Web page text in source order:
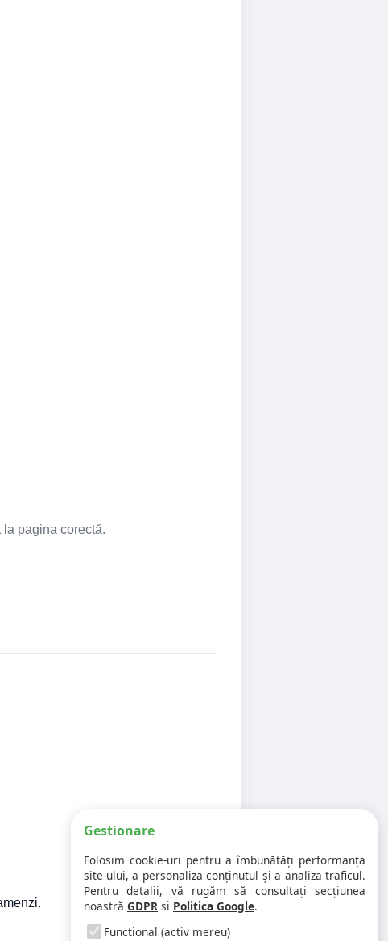
pagina corectă.
Gestionare
Folosim cookie-uri pentru a îmbunătăți performanța
site-ului, a personaliza conținutul și a analiza traficul.
Pentru detalii, vă rugăm să consultați secțiunea
noastră GDPR si Politica Google.
Functional (activ mereu)